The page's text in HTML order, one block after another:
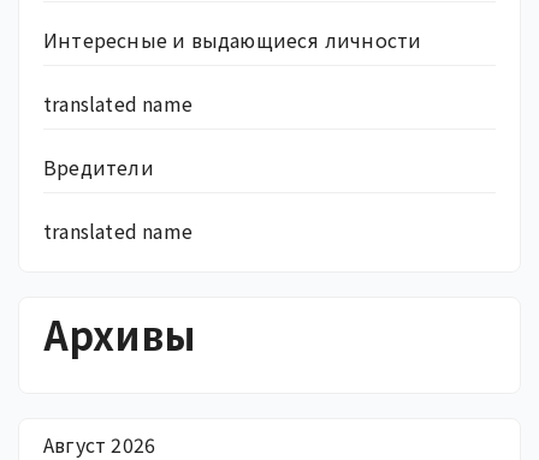
Интересные и выдающиеся личности
translated name
Вредители
translated name
Архивы
Август 2026